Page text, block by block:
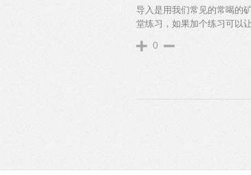
导入是用我们常见的常喝的
堂练习，如果加个练习可以
0